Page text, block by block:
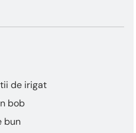
de irigat
bob
bun